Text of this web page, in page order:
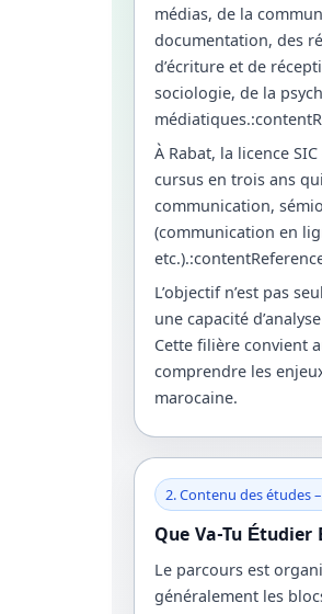
médias, de la
documentation, des
d’écriture et de
sociologie, de la
À Rabat, la licence
cursus en trois ans
communication,
(communication en
L’objectif n’est pas
une capacité
Cette filière convient
comprendre les
marocaine.
2. Contenu des études
Que Va-Tu Étudier
Le parcours est
généralement les